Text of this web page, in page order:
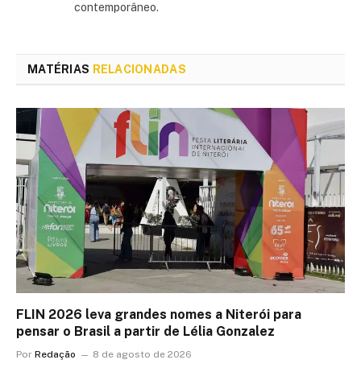
contemporâneo.
MATÉRIAS RELACIONADAS
FLIN 2026 leva grandes nomes a Niterói para
pensar o Brasil a partir de Lélia Gonzalez
Por Redação 8 de agosto de 2026